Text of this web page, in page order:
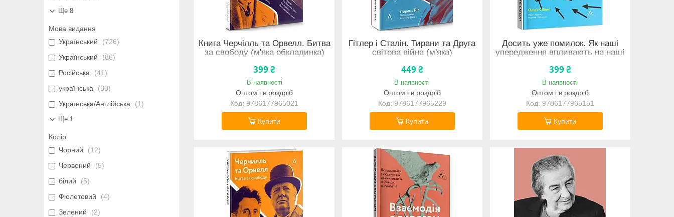
Книга Черчілль та Орвелл. Битва
за свободу (м'яка обкладинка)
399 ₴
В наявності
Оптом і в роздріб
9786177965021
Купити
Гітлер і Сталін. Тирани та Друга
світова війна (м'яка)
449 ₴
В наявності
Оптом і в роздріб
9786177965229
Купити
Досить уже помилок. Як наші
упередження впливають на наші
399 ₴
В наявності
Оптом і в роздріб
9786177965151
Купити
Ще 8
Мова видання
Український
726
Український
86
Російська
41
українська
30
Українська/Англійська
1
Ще 1
Колір
Чорний
12
Червоний
5
білий
5
Фіолетовий
4
Зелений
2